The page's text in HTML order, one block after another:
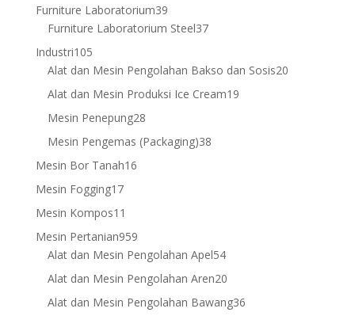
Furniture Laboratorium3939
products
Furniture Laboratorium Steel3737
Industri105105
products
Alat dan Mesin Pengolahan Bakso dan Sosis2020
Alat dan Mesin Produksi Ice Cream1919
Mesin Penepung2828
products
Mesin Pengemas (Packaging)3838
Mesin Bor Tanah1616
Mesin Fogging1717
products
Mesin Kompos11
products
Mesin Pertanian959959
products
Alat dan Mesin Pengolahan Apel5454
products
Alat dan Mesin Pengolahan Aren2020
products
Alat dan Mesin Pengolahan Bawang3636